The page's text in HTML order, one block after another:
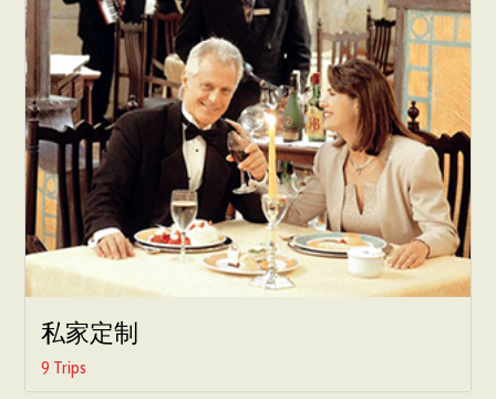
私家定制
9 Trips